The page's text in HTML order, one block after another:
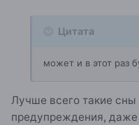
Цитата
может и в этот раз
Лучше всего такие сны
предупреждения, даже